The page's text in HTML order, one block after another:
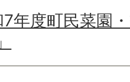
年度町民菜園